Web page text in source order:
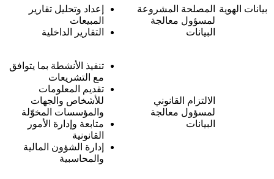
بيانات الهوية
المصلحة المشروعة
لمسؤول معالجة
البيانات
إعداد وتحليل تقارير
المبيعات
التقارير الداخلية
الالتزام القانوني
لمسؤول معالجة
البيانات
تنفيذ الأنشطة بما يتوافق
مع التشريعات
تقديم المعلومات
للأشخاص والجهات
والمؤسسات المخوّلة
متابعة وإدارة الأمور
القانونية
إدارة الشؤون المالية
والمحاسبية